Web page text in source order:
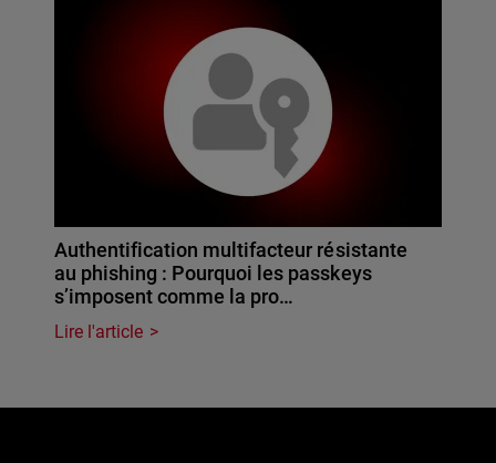
Authentification multifacteur résistante
au phishing : Pourquoi les passkeys
s’imposent comme la pro…
Lire l'article